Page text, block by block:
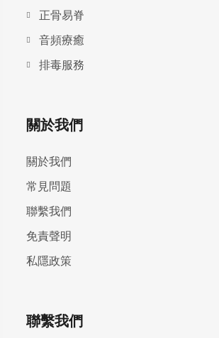
正骨易脊
⾳頻療癒
排毒服務
關於我們
關於我們
常見問題
聯繫我們
免責聲明
私隱政策
聯繫我們